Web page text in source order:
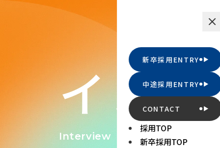
新卒採用ENTRY
中途採用ENTRY
CONTACT
採用TOP
新卒採用TOP
イン
Interview